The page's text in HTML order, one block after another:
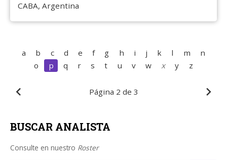
CABA, Argentina
a b c d e f g h i j k l m
n
o
p q r s t u v w x y z
Página 2 de 3
BUSCAR ANALISTA
Consulte en nuestro Roster